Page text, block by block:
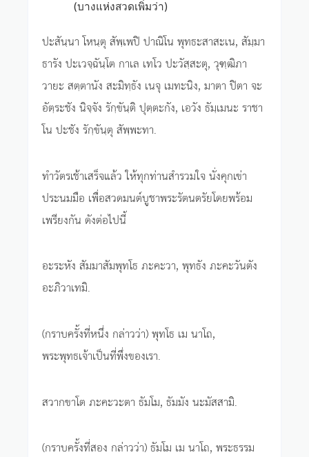
(บางแห่งสวดเพิ่มว่า)
ปะสันฺนา โหนฺตุ สัพฺเพปิ ปาณิโน พุทธะสาสะเน, สัมฺมา
ธารัง ปะเวจฺฉันฺโต กาเล เทโว ปะวัสฺสะตุ, วุฑฺฒิภา
วายะ สตฺตานัง สะมิทฺธัง เนจุ เมทะนิง, มาตา ปิตา จะ
อัตฺระชัง นิจฺจัง รักฺขันฺติ ปุตฺตะกัง, เอวัง ธัมฺเมนะ ราชา
โน ปะชัง รักฺขันฺตุ สัพฺพะทา.
ทำวัตรเช้าเสร็จแล้ว ให้ทุกท่านสำรวมใจ นั่งคุกเข่า
ประนมมือ เพื่อสวดมนต์บูชาพระรัตนตรัยโดยพร้อม
เพรียงกัน ดังต่อไปนี้
อะระหัง สัมมาสัมพุทโธ ภะคะวา, พุทธัง ภะคะวันตัง
อะภิวาเทมิ.
(กราบครั้งที่หนึ่ง กล่าวว่า) พุทโธ เม นาโถ,
พระพุทธเจ้าเป็นที่พึ่งของเรา.
สวากขาโต ภะคะวะตา ธัมโม, ธัมมัง นะมัสสามิ.
(กราบครั้งที่สอง กล่าวว่า) ธัมโม เม นาโถ, พระธรรม